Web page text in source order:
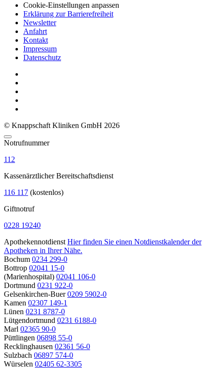
Cookie-Einstellungen anpassen
Erklärung zur Barrierefreiheit
Newsletter
Anfahrt
Kontakt
Impressum
Datenschutz
© Knappschaft Kliniken GmbH 2026
Notrufnummer
112
Kassenärztlicher Bereitschaftsdienst
116 117 (kostenlos)
Giftnotruf
0228 19240
Apothekennotdienst Hier finden Sie einen Notdienstkalender der
Apotheken in Ihrer Nähe.
Bochum 0234 299-0
Bottrop 02041 15-0
(Marienhospital) 02041 106-0
Dortmund 0231 922-0
Gelsenkirchen-Buer 0209 5902-0
Kamen 02307 149-1
Lünen 0231 8787-0
Lütgendortmund 0231 6188-0
Marl 02365 90-0
Püttlingen 06898 55-0
Recklinghausen 02361 56-0
Sulzbach 06897 574-0
Würselen 02405 62-3305